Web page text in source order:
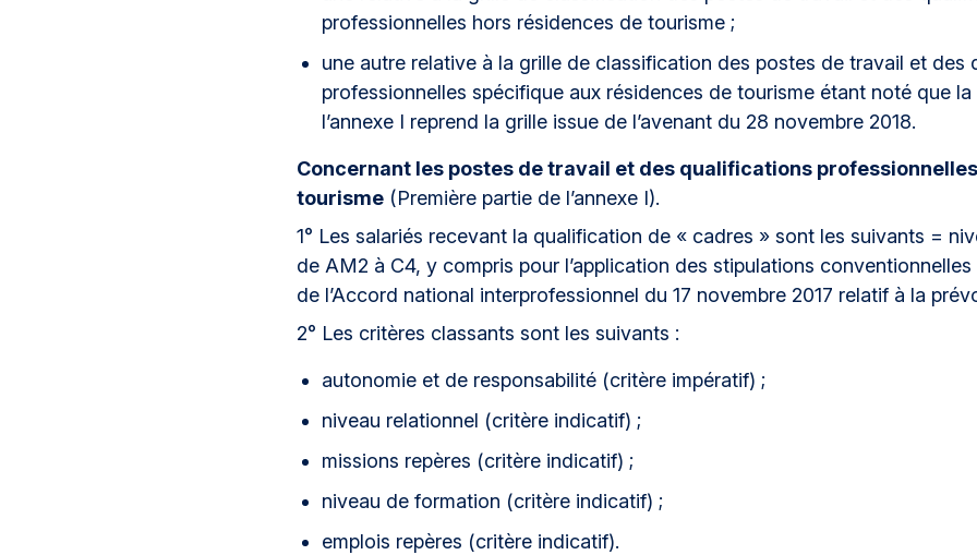
professionnelles hors résidences de tourisme ;
une autre relative à la grille de classification des postes de travail et des
professionnelles spécifique aux résidences de tourisme étant noté que
l’annexe I reprend la grille issue de l’avenant du 28 novembre 2018.
Concernant les postes de travail et des qualifications
tourisme (Première partie de l’annexe I).
1° Les salariés recevant la qualification de « cadres » sont les suivants =
de AM2 à C4, y compris pour l’application des stipulations conventionnelles
de l’Accord national interprofessionnel du 17 novembre 2017 relatif à la
2° Les critères classants sont les suivants :
autonomie et de responsabilité (critère impératif) ;
niveau relationnel (critère indicatif) ;
missions repères (critère indicatif) ;
niveau de formation (critère indicatif) ;
emplois repères (critère indicatif).